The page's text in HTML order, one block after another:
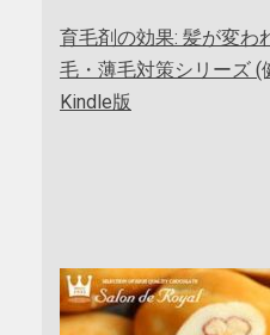
育毛剤の効果: 髪が変わ
毛・薄毛対策シリーズ (
Kindle版